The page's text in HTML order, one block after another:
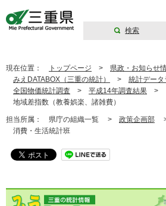
検索
現在位置： トップページ > 県政・お知らせ
みえDATABOX（三重の統計）
> 統計データ
全国物価統計調査 > 平成14年調査結果 >
地域差指数（教養娯楽、諸雑費）
担当所属： 県庁の組織一覧 > 政策企画部
消費・生活統計班